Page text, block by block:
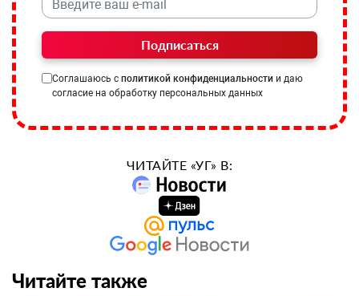
Подписаться
Соглашаюсь с политикой конфиденциальности и даю
согласие на обработку персональных данных
ЧИТАЙТЕ «УГ» В:
Читайте также